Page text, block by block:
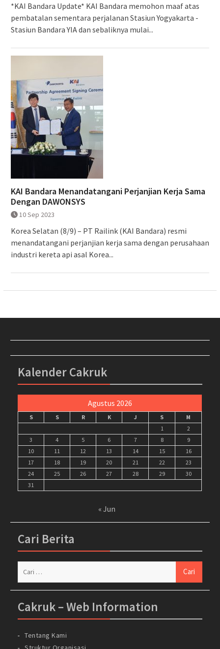
*KAI Bandara Update* KAI Bandara memohon maaf atas
pembatalan sementara perjalanan Stasiun Yogyakarta -
Stasiun Bandara YIA dan sebaliknya mulai...
KAI Bandara Menandatangani Perjanjian Kerja Sama
Dengan DAWONSYS
10 Sep 2023
Korea Selatan (8/9) – PT Railink (KAI Bandara) resmi
menandatangani perjanjian kerja sama dengan perusahaan
industri kereta api asal Korea...
Kalender Cakruk
Agustus 2026
S S R K J S
M
1
2
3
4 5 6 7 8
9
10
11 12 13 14 15
16
17
18 19 20 21 22
23
24
25 26 27 28 29
30
31
« Jun
Cari Berita
Cakruk – Web Information
Tentang Kami